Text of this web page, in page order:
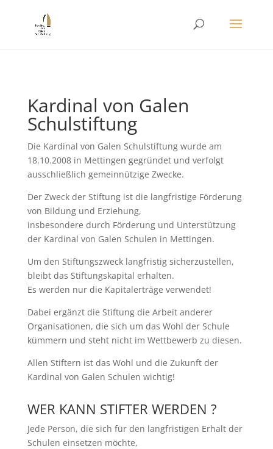
Kardinal von Galen
Schulstiftung
Die Kardinal von Galen Schulstiftung wurde am
18.10.2008 in Mettingen gegründet und verfolgt
ausschließlich gemeinnützige Zwecke.
Der Zweck der Stiftung ist die langfristige Förderung
von Bildung und Erziehung,
insbesondere durch Förderung und Unterstützung
der Kardinal von Galen Schulen in Mettingen.
Um den Stiftungszweck langfristig sicherzustellen,
bleibt das Stiftungskapital erhalten.
Es werden nur die Kapitalerträge verwendet!
Dabei ergänzt die Stiftung die Arbeit anderer
Organisationen, die sich um das Wohl der Schule
kümmern und steht nicht im Wettbewerb zu diesen.
Allen Stiftern ist das Wohl und die Zukunft der
Kardinal von Galen Schulen wichtig!
WER KANN STIFTER WERDEN ?
Jede Person, die sich für den langfristigen Erhalt der
Schulen einsetzen möchte,